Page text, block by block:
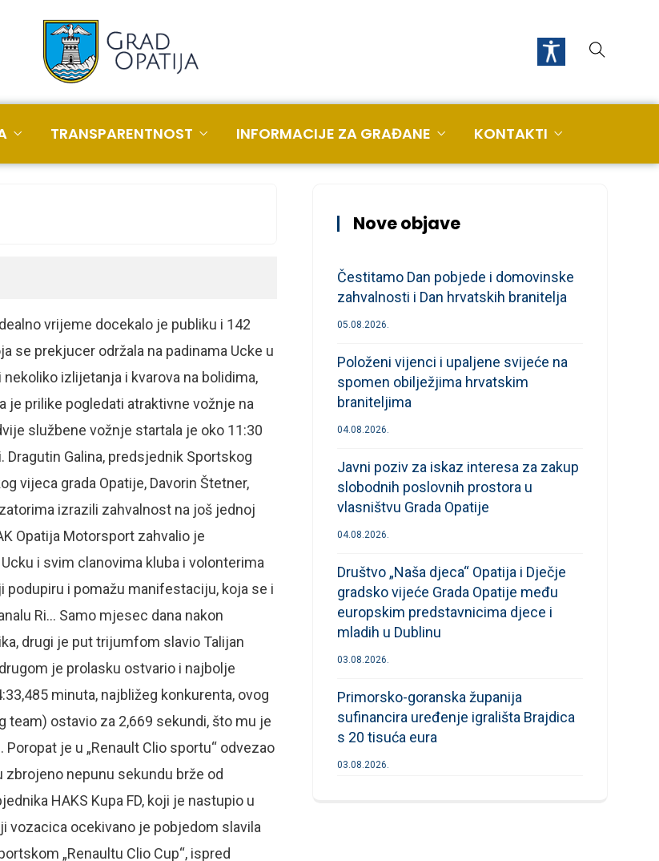
TRANSPARENTNOST INFORMACIJE ZA GRAĐANE KONTAKTI
vrijeme docekalo je publiku i 142
se prekjucer održala na padinama Ucke u
izlijetanja i kvarova na bolidima,
je prilike pogledati atraktivne vožnje na
službene vožnje startala je oko 11:30
Galina, predsjednik Sportskog
vijeca grada Opatije, Davorin Štetner,
izrazili zahvalnost na još jednoj
Opatija Motorsport zahvalio je
i svim clanovima kluba i volonterima
i pomažu manifestaciju, koja se i
Ri… Samo mjesec dana nakon
drugi je put trijumfom slavio Talijan
je prolasku ostvario i najbolje
minuta, najbližeg konkurenta, ovog
team) ostavio za 2,669 sekundi, što mu je
je u „Renault Clio sportu“ odvezao
nepunu sekundu brže od
HAKS Kupa FD, koji je nastupio u
vozacica ocekivano je pobjedom slavila
„Renaultu Clio Cup“, ispred
Nove objave
Čestitamo Dan pobjede i domovinske
zahvalnosti i Dan hrvatskih branitelja
05.08.2026.
Položeni vijenci i upaljene svijeće na
spomen obilježjima hrvatskim
braniteljima
04.08.2026.
Javni poziv za iskaz interesa za zakup
slobodnih poslovnih prostora u
vlasništvu Grada Opatije
04.08.2026.
Društvo „Naša djeca“ Opatija i Dječje
gradsko vijeće Grada Opatije među
europskim predstavnicima djece i
mladih u Dublinu
03.08.2026.
Primorsko-goranska županija
sufinancira uređenje igrališta Brajdica
s 20 tisuća eura
03.08.2026.